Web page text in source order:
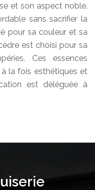
et son aspect noble.
sans sacrifier la
pour sa couleur et sa
est choisi pour sa
Ces essences
la fois esthétiques et
est déléguée à